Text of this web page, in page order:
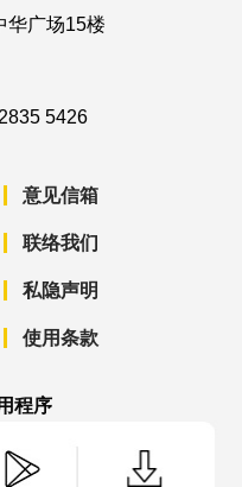
华广场15楼
5426
意见信箱
联络我们
私隐声明
使用条款
程序